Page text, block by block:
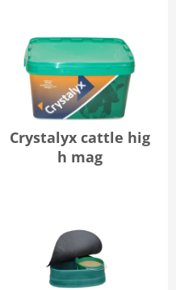
Crystalyx cattle hig
h mag